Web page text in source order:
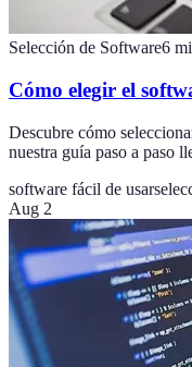
Selección de Software6
Cómo elegir el
Descubre cómo
nuestra guía paso a paso
software fácil de usar
Aug 2